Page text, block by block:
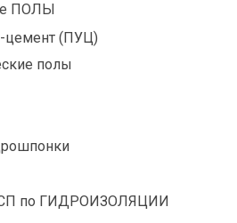
ПОЛЫ
цемент (ПУЦ)
полы
по ГИДРОИЗОЛЯЦИИ